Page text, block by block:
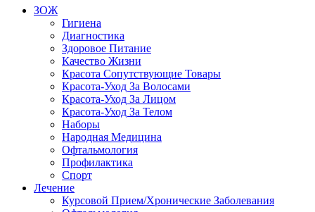
ЗОЖ
Гигиена
Диагностика
Здоровое Питание
Качество Жизни
Красота Сопутствующие Товары
Красота-Уход За Волосами
Красота-Уход За Лицом
Красота-Уход За Телом
Наборы
Народная Медицина
Офтальмология
Профилактика
Спорт
Лечение
Курсовой Прием/Хронические Заболевания